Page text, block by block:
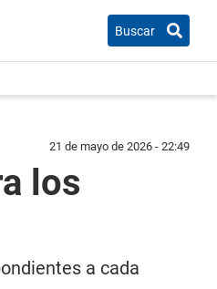
Buscar
21 de mayo de 2026 - 22:49
los
a cada